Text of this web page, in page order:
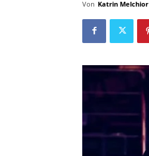
Von Katrin Melchior